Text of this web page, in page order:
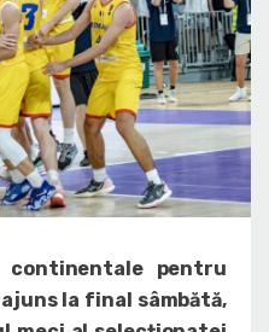
pentru
la final sâmbătă,